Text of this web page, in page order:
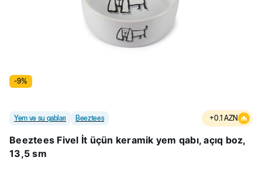
-9%
Yem və su qabları Beeztees +0.1 AZN
Beeztees Fivel İt üçün keramik yem qabı, açıq boz,
13,5 sm